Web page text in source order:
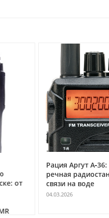
от
Рация Аргут А‑36:
речная
связи на воде
04.03.2026